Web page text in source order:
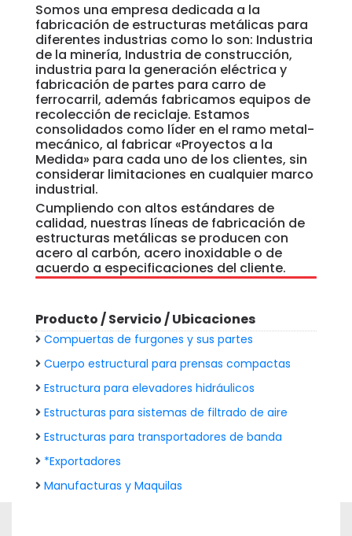
Somos una empresa dedicada a la
fabricación de estructuras metálicas para
diferentes industrias como lo son: Industria
de la minería, Industria de construcción,
industria para la generación eléctrica y
fabricación de partes para carro de
ferrocarril, además fabricamos equipos de
recolección de reciclaje. Estamos
consolidados como líder en el ramo metal-
mecánico, al fabricar «Proyectos a la
Medida» para cada uno de los clientes, sin
considerar limitaciones en cualquier marco
industrial.
Cumpliendo con altos estándares de
calidad, nuestras líneas de fabricación de
estructuras metálicas se producen con
acero al carbón, acero inoxidable o de
acuerdo a especificaciones del cliente.
Producto / Servicio / Ubicaciones
Compuertas de furgones y sus partes
Cuerpo estructural para prensas compactas
Estructura para elevadores hidráulicos
Estructuras para sistemas de filtrado de aire
Estructuras para transportadores de banda
*Exportadores
Manufacturas y Maquilas